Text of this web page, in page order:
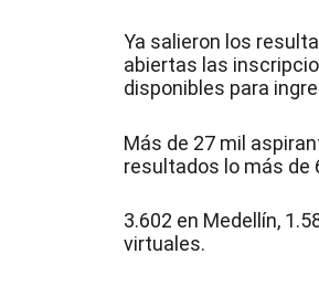
Ya salieron los
abiertas las
disponibles para
Más de 27 mil
resultados lo más de
3.602 en Medellín,
virtuales.